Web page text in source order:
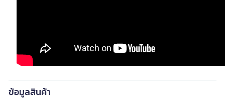
ข้อมูลสินค้า